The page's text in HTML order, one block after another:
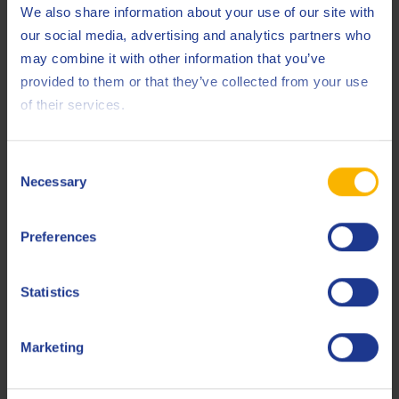
We also share information about your use of our site with
our social media, advertising and analytics partners who
may combine it with other information that you’ve
provided to them or that they’ve collected from your use
of their services.
Selection
Necessary
Preferences
Statistics
Marketing